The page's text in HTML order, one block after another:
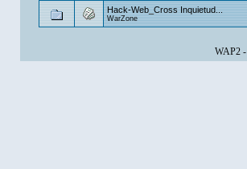
Hack-Web_Cross Inquietud...
WarZone
WAP2-